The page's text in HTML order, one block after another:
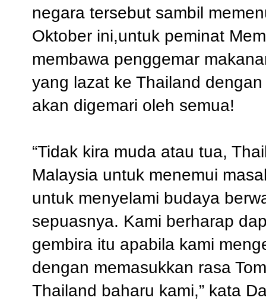
negara tersebut sambil
Oktober ini,untuk peminat
membawa penggemar
yang lazat ke Thailand
akan digemari oleh semua!
“Tidak kira muda atau tua,
Malaysia untuk menemui
untuk menyelami budaya
sepuasnya. Kami berharap
gembira itu apabila kami
dengan memasukkan rasa
Thailand baharu kami,” kata